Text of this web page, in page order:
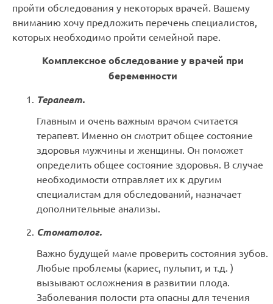
пройти обследования у некоторых врачей. Вашему
вниманию хочу предложить перечень специалистов,
которых необходимо пройти семейной паре.
Комплексное обследование у врачей при
беременности
Терапевт.
Главным и очень важным врачом считается
терапевт. Именно он смотрит общее состояние
здоровья мужчины и женщины. Он поможет
определить общее состояние здоровья. В случае
необходимости отправляет их к другим
специалистам для обследований, назначает
дополнительные анализы.
Стоматолог.
Важно будущей маме проверить состояния зубов.
Любые проблемы (кариес, пульпит, и т.д. )
вызывают осложнения в развитии плода.
Заболевания полости рта опасны для течения